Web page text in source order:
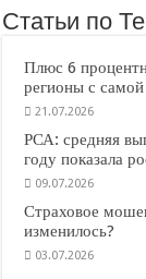
Статьи по
Плюс 6
регионы с
21.07.2026
РСА: средняя
году показала
09.07.2026
Страховое
изменилось?
03.07.2026